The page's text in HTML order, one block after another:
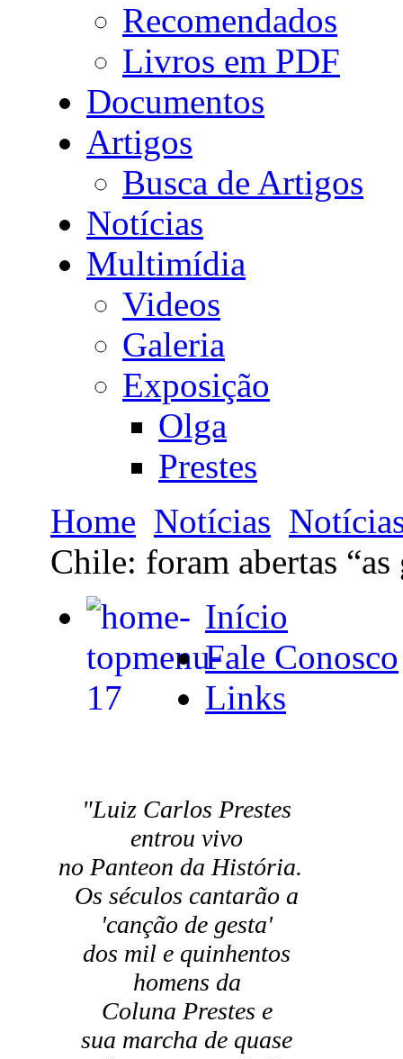
Recomendados
Livros em PDF
Documentos
Artigos
Busca de Artigos
Notícias
Multimídia
Videos
Galeria
Exposição
Olga
Prestes
Home Notícias
Chile: foram abertas “as
Início
Fale Conosco
Links
"Luiz Carlos Prestes
entrou vivo
no Panteon da História.
Os séculos cantarão a
'canção de gesta'
dos mil e quinhentos
homens da
Coluna Prestes e
sua marcha de quase